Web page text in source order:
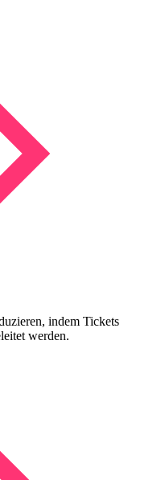
indem Tickets
werden.